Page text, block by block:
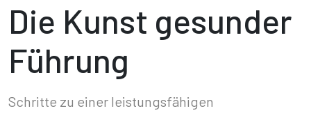
Die Kunst gesunder
Führung
Schritte zu einer leistungsfähigen